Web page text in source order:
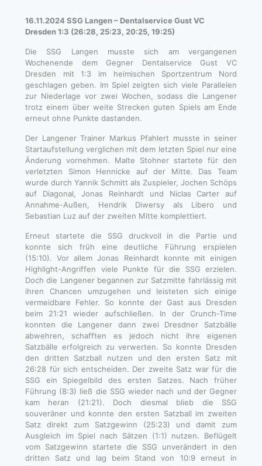
16.11.2024 SSG Langen – Dentalservice Gust VC
Dresden 1:3 (26:28, 25:23, 20:25, 19:25)
Die SSG Langen musste sich am vergangenen
Wochenende dem Gegner Dentalservice Gust VC
Dresden mit 1:3 im heimischen Sportzentrum Nord
geschlagen geben. Im Spiel zeigten sich viele Parallelen
zur Niederlage vor zwei Wochen, sodass die Langener
trotz einem über weite Strecken guten Spiels am Ende
erneut ohne Punkte dastanden.
Der Langener Trainer Markus Pfahlert musste in seiner
Startaufstellung verglichen mit dem letzten Spiel nur eine
Änderung vornehmen. Malte Stohner startete für den
verletzten Simon Hennicke auf der Mitte. Das Team
wurde durch Yannik Schmitt als Zuspieler, Jochen Schöps
auf Diagonal, Jonas Reinhardt und Niclas Carter auf
Annahme-Außen, Hendrik Diwersy als Libero und
Sebastian Luz auf der zweiten Mitte komplettiert.
Erneut startete die SSG druckvoll in die Partie und
konnte sich früh eine deutliche Führung erspielen
(15:10). Vor allem Jonas Reinhardt konnte mit einigen
Highlight-Angriffen viele Punkte für die SSG erzielen.
Doch die Langener begannen zur Satzmitte fahrlässig mit
ihren Chancen umzugehen und leisteten sich einige
vermeidbare Fehler. So konnte der Gast aus Dresden
beim 21:21 wieder aufschließen. In der Crunch-Time
konnten die Langener dann zwei Dresdner Satzbälle
abwehren, schafften es jedoch nicht ihre eigenen
Satzbälle erfolgreich zu verwerten. So konnte Dresden
den dritten Satzball nutzen und den ersten Satz mit
26:28 für sich entscheiden. Der zweite Satz war für die
SSG ein Spiegelbild des ersten Satzes. Nach früher
Führung (8:3) ließ die SSG wieder nach und der Gegner
kam heran (21:21). Doch diesmal blieb die SSG
souveräner und konnte den ersten Satzball im zweiten
Satz direkt zum Satzgewinn (25:23) und damit zum
Ausgleich im Spiel nach Sätzen (1:1) nutzen. Beflügelt
vom Satzgewinn startete die SSG unverändert in den
dritten Satz und lag beim Stand von 10:9 erneut in